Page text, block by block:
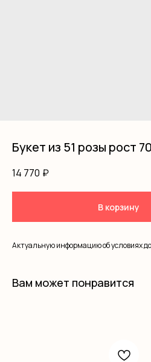
Букет из 51 розы рост
14 770 ₽
В корзину
Актуальную информацию об условиях
Вам может понравится